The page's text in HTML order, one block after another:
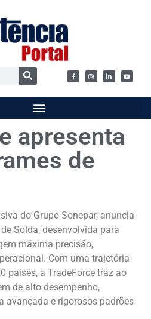
apresenta
de
do Grupo Sonepar, anuncia
Solda, desenvolvida para
máxima precisão,
Com uma trajetória
países, a TradeForce traz ao
de alto desempenho,
avançada e rigorosos padrões